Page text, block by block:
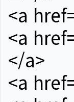
<a
<a
</a>
<a